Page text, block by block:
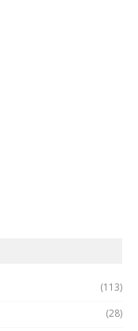
(113)
(28)